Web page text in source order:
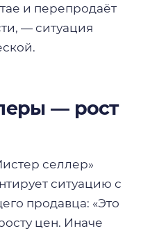
и перепродаёт
— ситуация
— рост
селлер»
ситуацию с
продавца: «Это
цен. Иначе